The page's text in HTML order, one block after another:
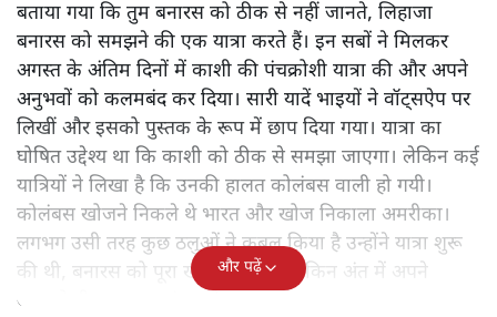
बताया गया कि तुम बनारस को ठीक से नहीं जानते, लिहाजा
बनारस को समझने की एक यात्रा करते हैं। इन सबों ने मिलकर
अगस्त के अंतिम दिनों में काशी की पंचक्रोशी यात्रा की और अपने
अनुभवों को कलमबंद कर दिया। सारी यादें भाइयों ने वॉट्सऐप पर
लिखीं और इसको पुस्तक के रूप में छाप दिया गया। यात्रा का
घोषित उद्देश्य था कि काशी को ठीक से समझा जाएगा। लेकिन कई
यात्रियों ने लिखा है कि उनकी हालत कोलंबस वाली हो गयी।
कोलंबस खोजने निकले थे भारत और खोज निकाला अमरीका।
लगभग उसी तरह कुछ ठलुओं ने कुबूल किया है उन्होंने यात्रा शुरू
की थी, बनारस को पूरा खोजने के लिए लेकिन अंत में अपने
आपको ही समझकर संतुष्ट हो गए।
और पढ़ें